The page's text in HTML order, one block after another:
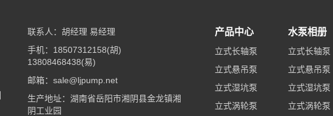
联系人：胡经理 易经理
手机：18507312158(胡)
13808468438(易)
邮箱：sale@ljpump.net
生产地址：湖南省岳阳市湘阴县金龙镇湘
阴工业园
产品中心
立式长轴泵
立式悬吊泵
立式湿坑泵
立式涡轮泵
水泵相册
立式长轴泵
立式悬吊泵
立式湿坑泵
立式涡轮泵